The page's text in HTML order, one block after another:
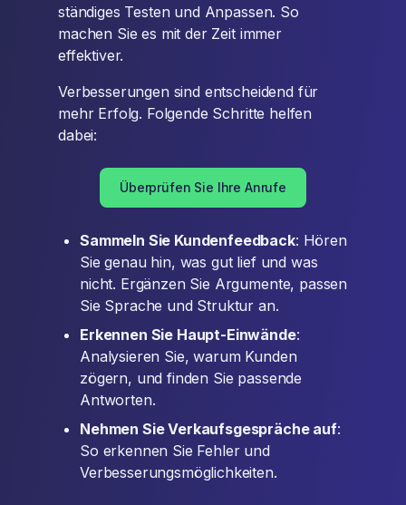
ständiges Testen und Anpassen. So
machen Sie es mit der Zeit immer
effektiver.
Verbesserungen sind entscheidend für
mehr Erfolg. Folgende Schritte helfen
dabei:
Überprüfen Sie Ihre Anrufe
Sammeln Sie Kundenfeedback: Hören
Sie genau hin, was gut lief und was
nicht. Ergänzen Sie Argumente, passen
Sie Sprache und Struktur an.
Erkennen Sie Haupt-Einwände:
Analysieren Sie, warum Kunden
zögern, und finden Sie passende
Antworten.
Nehmen Sie Verkaufsgespräche auf:
So erkennen Sie Fehler und
Verbesserungsmöglichkeiten.